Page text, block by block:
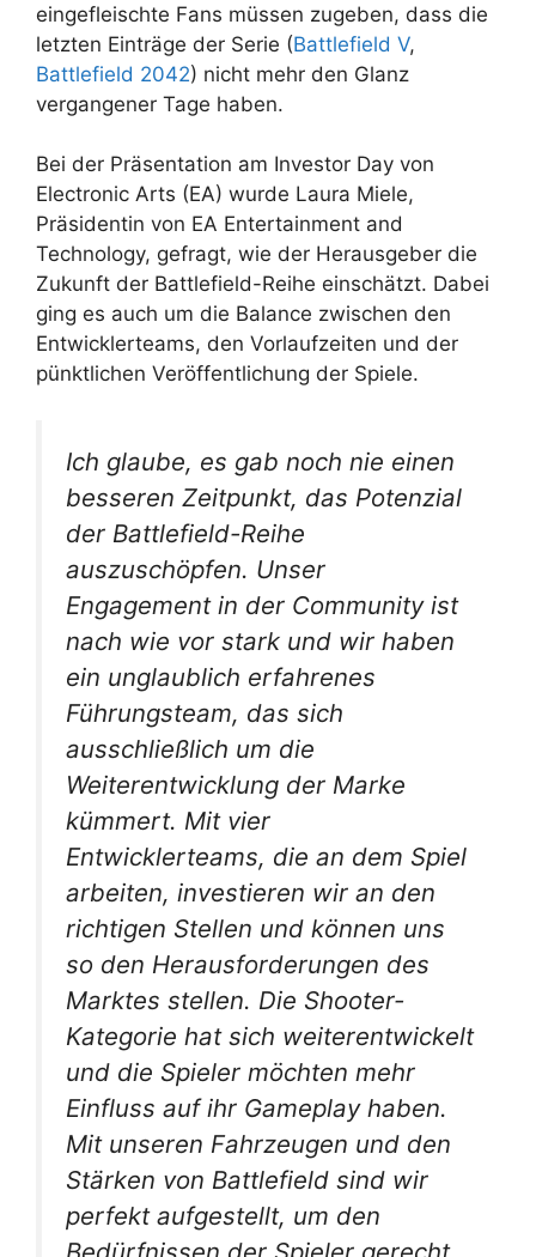
eingefleischte Fans müssen zugeben, dass die
letzten Einträge der Serie (Battlefield V,
Battlefield 2042) nicht mehr den Glanz
vergangener Tage haben.
Bei der Präsentation am Investor Day von
Electronic Arts (EA) wurde Laura Miele,
Präsidentin von EA Entertainment and
Technology, gefragt, wie der Herausgeber die
Zukunft der Battlefield-Reihe einschätzt. Dabei
ging es auch um die Balance zwischen den
Entwicklerteams, den Vorlaufzeiten und der
pünktlichen Veröffentlichung der Spiele.
Ich glaube, es gab noch nie einen
besseren Zeitpunkt, das Potenzial
der Battlefield-Reihe
auszuschöpfen. Unser
Engagement in der Community ist
nach wie vor stark und wir haben
ein unglaublich erfahrenes
Führungsteam, das sich
ausschließlich um die
Weiterentwicklung der Marke
kümmert. Mit vier
Entwicklerteams, die an dem Spiel
arbeiten, investieren wir an den
richtigen Stellen und können uns
so den Herausforderungen des
Marktes stellen. Die Shooter-
Kategorie hat sich weiterentwickelt
und die Spieler möchten mehr
Einfluss auf ihr Gameplay haben.
Mit unseren Fahrzeugen und den
Stärken von Battlefield sind wir
perfekt aufgestellt, um den